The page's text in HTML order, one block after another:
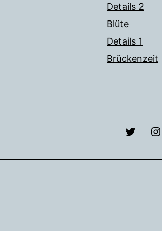
Details 2
Blüte
Details 1
Brückenzeit